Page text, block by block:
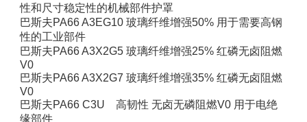
性和尺寸稳定性的机械部件护罩
巴斯夫PA66 A3EG10 玻璃纤维增强50% 用于需要高钢
性的工业部件
巴斯夫PA66 A3X2G5 玻璃纤维增强25% 红磷无卤阻燃
V0
巴斯夫PA66 A3X2G7 玻璃纤维增强35% 红磷无卤阻燃
V0
巴斯夫PA66 C3U 高韧性 无卤无磷阻燃V0 用于电绝
缘部件